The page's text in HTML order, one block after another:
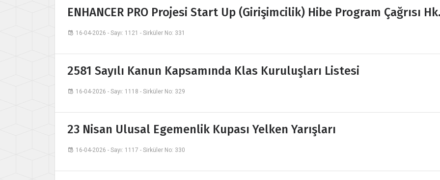
ENHANCER PRO Projesi Start Up (Girişimcilik) Hibe Program Çağrısı
16-04-2026 - Sayı: 1121 - Sirküler No: 331
2581 Sayılı Kanun Kapsamında Klas Kuruluşları Listesi
16-04-2026 - Sayı: 1118 - Sirküler No: 329
23 Nisan Ulusal Egemenlik Kupası Yelken Yarışları
16-04-2026 - Sayı: 1117 - Sirküler No: 330